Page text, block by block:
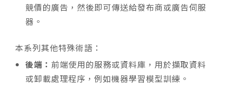
競價的廣告，然後即可傳送給發布商或廣告伺服
器。
本系列其他特殊術語：
後端： 前端使用的服務或資料庫，用於擷取資料
或卸載處理程序，例如機器學習模型訓練。